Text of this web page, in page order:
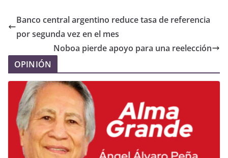
Banco central argentino reduce tasa de referencia
por segunda vez en el mes
Noboa pierde apoyo para una reelección
OPINIÓN